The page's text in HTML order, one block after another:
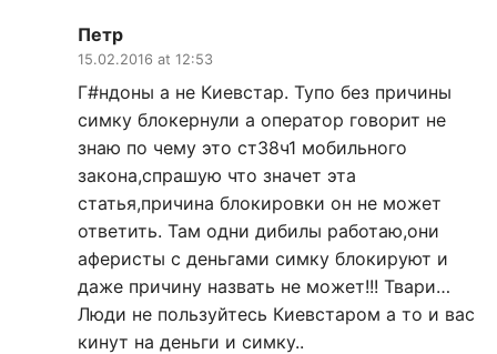
Петр
15.02.2016 at 12:53
Г#ндоны а не Киевстар. Тупо без причины
симку блокернули а оператор говорит не
знаю по чему это ст38ч1 мобильного
закона,спрашую что значет эта
статья,причина блокировки он не может
ответить. Там одни дибилы работаю,они
аферисты с деньгами симку блокируют и
даже причину назвать не может!!! Твари…
Люди не пользуйтесь Киевстаром а то и вас
кинут на деньги и симку..